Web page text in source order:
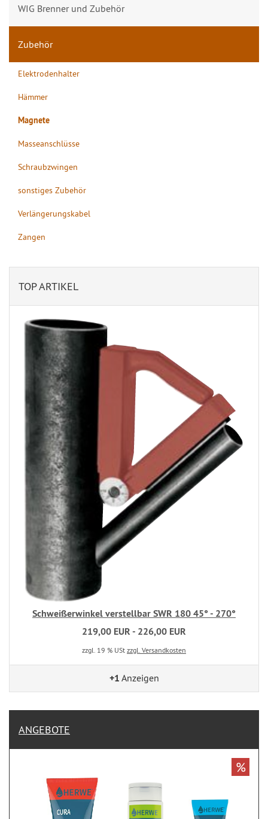
WIG Brenner und Zubehör
Zubehör
Elektrodenhalter
Hämmer
Magnete
Masseanschlüsse
Schraubzwingen
sonstiges Zubehör
Verlängerungskabel
Zangen
TOP ARTIKEL
Schweißerwinkel verstellbar SWR 180 45° - 270°
219,00 EUR - 226,00 EUR
zzgl. 19 % USt zzgl. Versandkosten
+1 Anzeigen
ANGEBOTE
%